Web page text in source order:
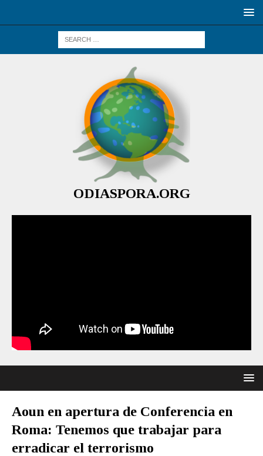
ODIASPORA.ORG
Aoun en apertura de Conferencia en
Roma: Tenemos que trabajar para
erradicar el terrorismo